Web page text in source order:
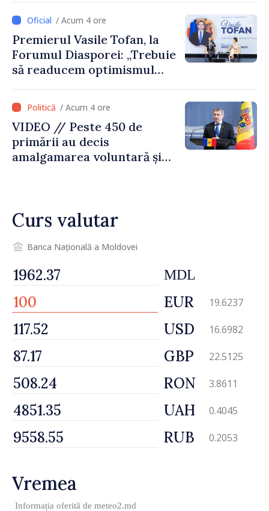
desfășoară lucrări de
reparație/ Acum 4 ore
Premierul Vasile Tofan, la
Forumul Diasporei: „Trebuie
să readucem optimismul
Republica Moldova merge în
direcția corectă”
/ Acum 4 ore
VIDEO // Peste 450 de
primării au decis
amalgamarea voluntară și
depășim blocajele și să dăm o
șansă localităților să se
dezvolte”
Curs valutar
Banca Națională a Moldovei
MDL
EUR 19.6237
USD 16.6982
GBP 22.5125
RON 3.8611
UAH 0.4045
RUB 0.2053
Vremea
Informația oferită de meteo2.md